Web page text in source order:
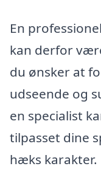
En
kan derfor
du ønsker at
udseende og
en specialist
tilpasset dine
hæks karakter.